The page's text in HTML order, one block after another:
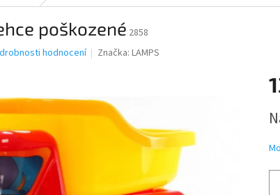
poškozené 2858
hodnocení Značka:LAMPS